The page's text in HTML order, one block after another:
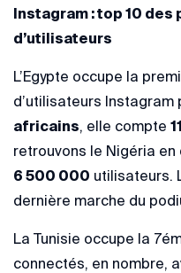
Instagram : top 10
d’utilisateurs
L’Egypte occupe la
d’utilisateurs
africains, elle compte
retrouvons le Nigéria
6 500 000 utilisateurs.
dernière marche du
La Tunisie occupe la
connectés, en nombre,